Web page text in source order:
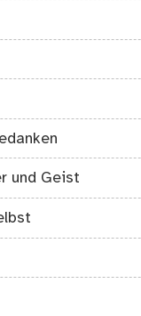
und Geist